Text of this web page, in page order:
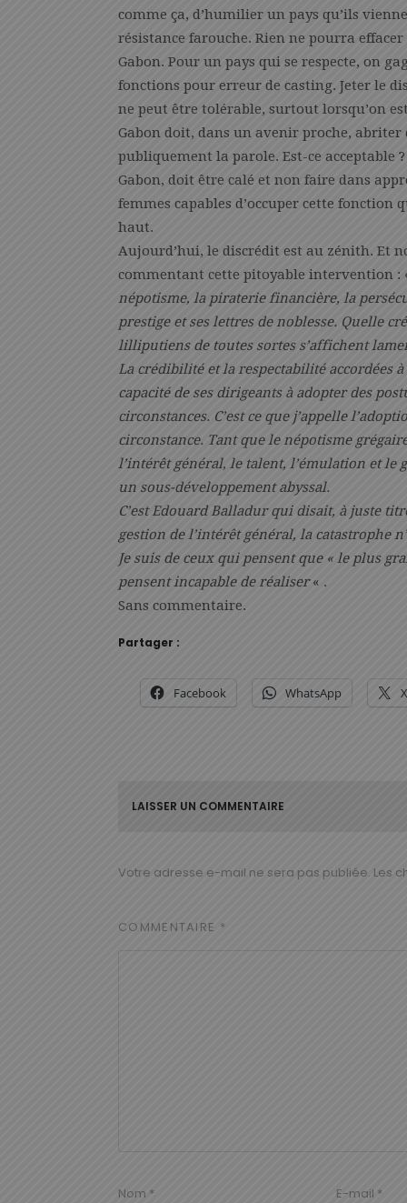
comme ça, d’humilier un pays qu’ils
résistance farouche. Rien ne pourra
Gabon. Pour un pays qui se respecte, on
fonctions pour erreur de casting. Jeter le
ne peut être tolérable, surtout lorsqu’on
Gabon doit, dans un avenir proche, abriter
publiquement la parole. Est-ce acceptable
Gabon, doit être calé et non faire dans
femmes capables d’occuper cette fonction
haut.
Aujourd’hui, le discrédit est au zénith. Et
commentant cette pitoyable intervention :
népotisme, la piraterie financière, la
prestige et ses lettres de noblesse. Quelle
lilliputiens de toutes sortes s’affichent
La crédibilité et la respectabilité accordées
capacité de ses dirigeants à adopter des
circonstances. C’est ce que j’appelle
circonstance. Tant que le népotisme
l’intérêt général, le talent, l’émulation et le
un sous-développement abyssal.
C’est Edouard Balladur qui disait, à juste
gestion de l’intérêt général, la catastrophe
Je suis de ceux qui pensent que « le plus
pensent incapable de réaliser« .
Sans commentaire.
Partager :
Facebook WhatsApp X
LAISSER UN COMMENTAIRE
Votre adresse e-mail ne sera pas publiée. Les
COMMENTAIRE *
Nom * E-mail *